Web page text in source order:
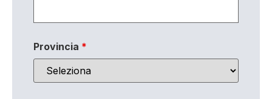
Provincia *